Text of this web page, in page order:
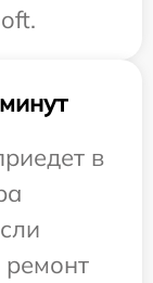
в
ремонт